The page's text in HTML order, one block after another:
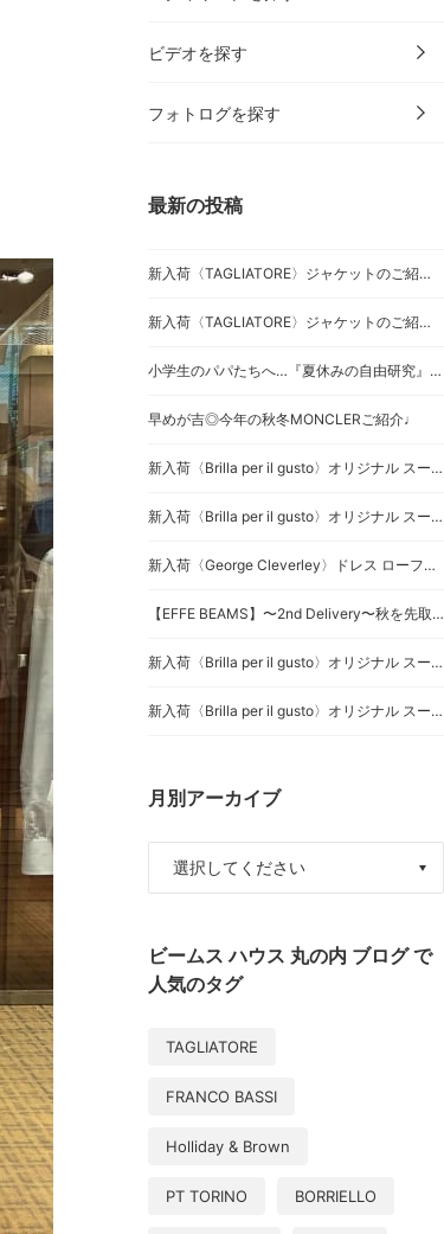
ビデオを探す
フォトログを探す
最新の投稿
新入荷〈TAGLIATORE〉ジャケットのご紹介です。
新入荷〈TAGLIATORE〉ジャケットのご紹介です。
小学生のパパたちへ…『夏休みの自由研究』シルク
早めが吉◎今年の秋冬MONCLERご紹介♩
新入荷〈Brilla per il gusto〉オリジナル スーツのご紹介です。
新入荷〈Brilla per il gusto〉オリジナル スーツのご紹介です。
新入荷〈George Cleverley〉ドレス ローファーのご紹介です。
【EFFE BEAMS】〜2nd Delivery〜秋を先取りする大人の上品スタイリング2選！
新入荷〈Brilla per il gusto〉オリジナル スーツのご紹介です。
新入荷〈Brilla per il gusto〉オリジナル スーツのご紹介です。
月別アーカイブ
ビームス ハウス 丸の内 ブログ で
人気のタグ
TAGLIATORE
FRANCO BASSI
Holliday & Brown
PT TORINO BORRIELLO